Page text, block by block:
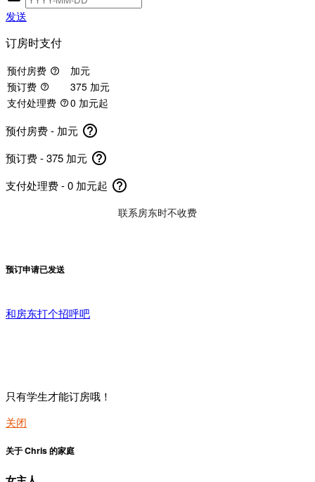
发送
订房时支付
预付房费 help_outline
加元
预订费 help_outline
375 加元
支付处理费 help_outline0 加元起
预付房费 - 加元 help_outline
预订费 - 375 加元 help_outline
支付处理费 - 0 加元起 help_outline
联系房东时不收费
预订申请已发送
和房东打个招呼吧
只有学生才能订房哦！
关闭
关于 Chris 的家庭